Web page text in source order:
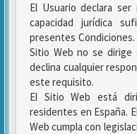
El Usuario declara
capacidad jurídica
presentes
Sitio Web no se dirige
declina cualquier
este requisito.
El Sitio Web está
residentes en España.
Web cumpla con